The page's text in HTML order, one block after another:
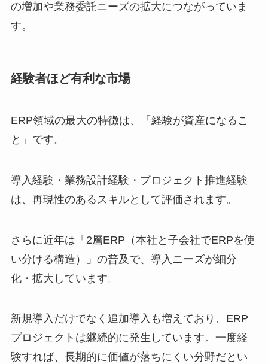
の増加や業務委託ニーズの拡大につながっていま
す。
経験者ほど有利な市場
ERP領域の最大の特徴は、「経験が資産になるこ
と」です。
導入経験・業務設計経験・プロジェクト推進経験
は、再現性のあるスキルとして評価されます。
さらに近年は「2層ERP（本社と子会社でERPを使
い分ける構造）」の普及で、導入ニーズが細分
化・拡大しています。
新規導入だけでなく追加導入も増えており、ERP
プロジェクトは継続的に発生しています。一度経
験すれば、長期的に価値が落ちにくい分野だとい